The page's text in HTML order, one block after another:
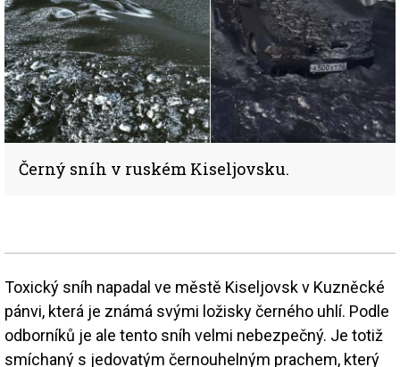
Černý sníh v ruském Kiseljovsku.
Toxický sníh napadal ve městě Kiseljovsk v Kuzněcké
pánvi, která je známá svými ložisky černého uhlí. Podle
odborníků je ale tento sníh velmi nebezpečný. Je totiž
smíchaný s jedovatým černouhelným prachem, který